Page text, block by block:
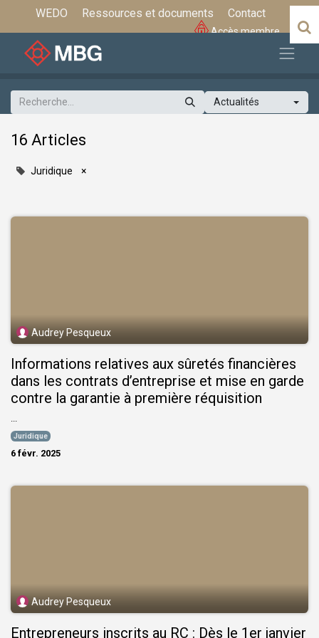
WEDO Ressources et documents Contact
Accès membre
Actualités
16 Articles
Juridique ×
Audrey Pesqueux
Informations relatives aux sûretés financières
dans les contrats d’entreprise et mise en garde
contre la garantie à première réquisition
Juridique
6 févr. 2025
Audrey Pesqueux
Entrepreneurs inscrits au RC : Dès le 1er janvier